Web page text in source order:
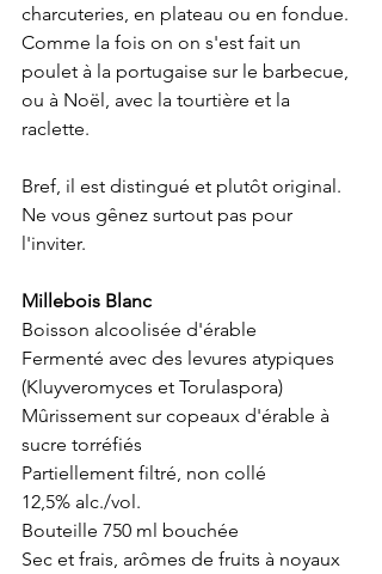
charcuteries, en plateau ou en fondue.
Comme la fois on on s'est fait un
poulet à la portugaise sur le barbecue,
ou à Noël, avec la tourtière et la
raclette.
Bref, il est distingué et plutôt original.
Ne vous gênez surtout pas pour
l'inviter.
Millebois Blanc
Boisson alcoolisée d'érable
Fermenté avec des levures atypiques
(Kluyveromyces et Torulaspora)
Mûrissement sur copeaux d'érable à
sucre torréfiés
Partiellement filtré, non collé
12,5% alc./vol.
Bouteille 750 ml bouchée
Sec et frais, arômes de fruits à noyaux